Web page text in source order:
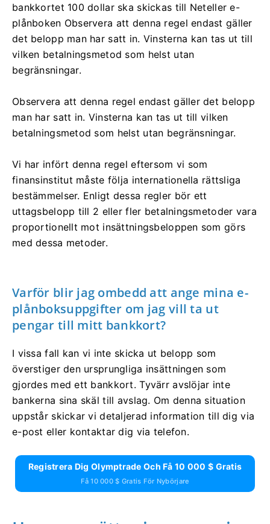
bankkortet 100 dollar ska skickas till Neteller e-
plånboken Observera att denna regel endast gäller
det belopp man har satt in. Vinsterna kan tas ut till
vilken betalningsmetod som helst utan
begränsningar.
Observera att denna regel endast gäller det belopp
man har satt in. Vinsterna kan tas ut till vilken
betalningsmetod som helst utan begränsningar.
Vi har infört denna regel eftersom vi som
finansinstitut måste följa internationella rättsliga
bestämmelser. Enligt dessa regler bör ett
uttagsbelopp till 2 eller fler betalningsmetoder vara
proportionellt mot insättningsbeloppen som görs
med dessa metoder.
Varför blir jag ombedd att ange mina e-
plånboksuppgifter om jag vill ta ut
pengar till mitt bankkort?
I vissa fall kan vi inte skicka ut belopp som
överstiger den ursprungliga insättningen som
gjordes med ett bankkort. Tyvärr avslöjar inte
bankerna sina skäl till avslag. Om denna situation
uppstår skickar vi detaljerad information till dig via
e-post eller kontaktar dig via telefon.
Registrera Dig Olymptrade Och Få 10 000 $ Gratis
Få 10 000 $ Gratis För Nybörjare